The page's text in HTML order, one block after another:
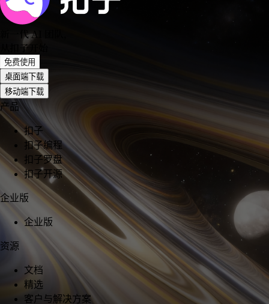
新一代 AI 团队
从扣子开始
免费使用
桌面端下载
移动端下载
产品
扣子
扣子编程
扣子罗盘
扣子开源
企业版
企业版
资源
文档
精选
客户与解决方案